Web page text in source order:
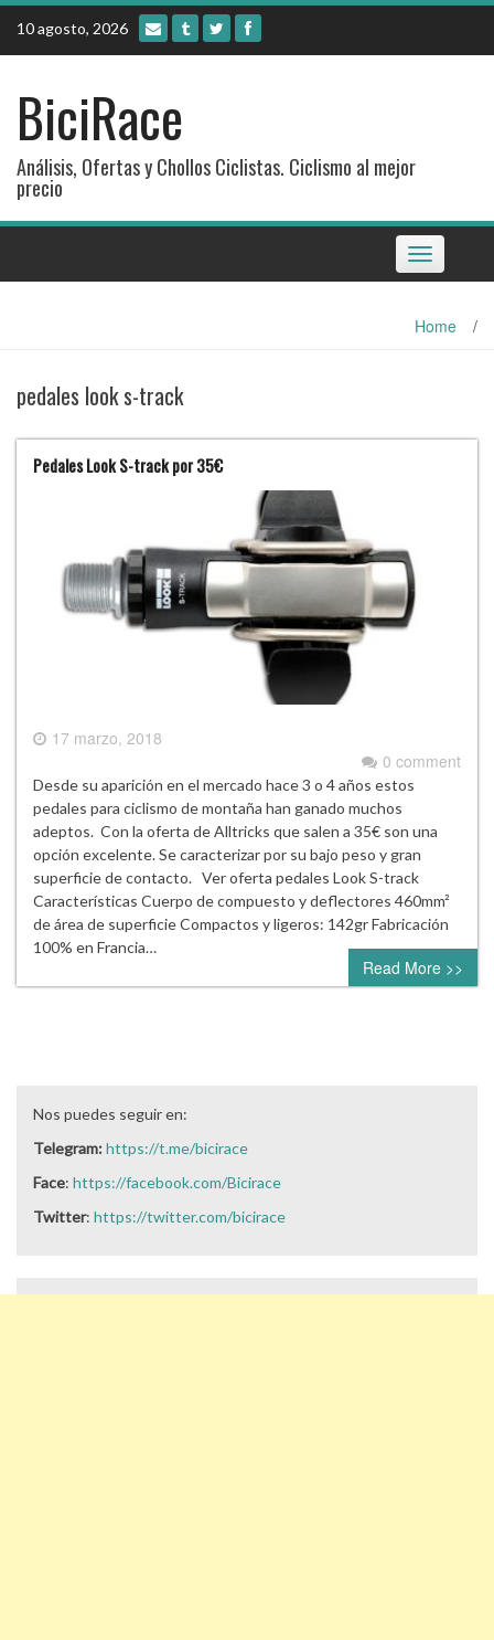
Skip
content
10 agosto, 2026
BiciRace
Análisis, Ofertas y Chollos Ciclistas. Ciclismo al mejor
precio
Toggle
navigation
Home /
pedales look s-track
Pedales Look S-track por 35€
17 marzo, 2018
0 comment
Desde su aparición en el mercado hace 3 o 4 años estos
pedales para ciclismo de montaña han ganado muchos
adeptos. Con la oferta de Alltricks que salen a 35€ son una
opción excelente. Se caracterizar por su bajo peso y gran
superficie de contacto. Ver oferta pedales Look S-track
Características Cuerpo de compuesto y deflectores 460mm²
de área de superficie Compactos y ligeros: 142gr Fabricación
100% en Francia…
Read More >>
Nos puedes seguir en:
Telegram:https://t.me/bicirace
Face: https://facebook.com/Bicirace
Twitter: https://twitter.com/bicirace